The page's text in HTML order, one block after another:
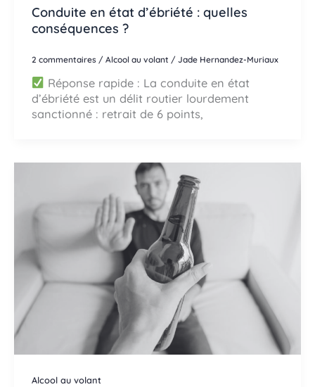
Conduite en état d’ébriété : quelles
conséquences ?
2 commentaires / Alcool au volant / Jade Hernandez-Muriaux
Réponse rapide : La conduite en état
d’ébriété est un délit routier lourdement
sanctionné : retrait de 6 points,
Alcool au volant